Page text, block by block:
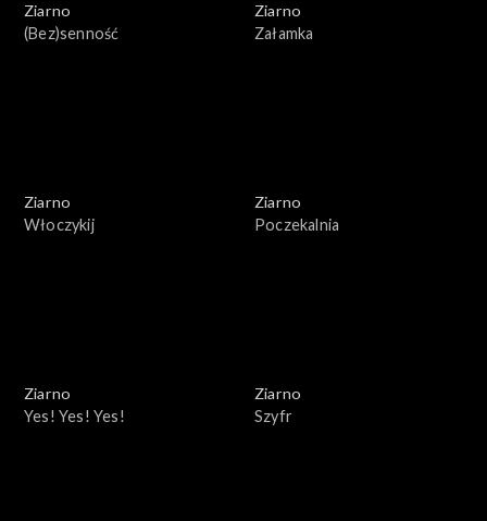
Ziarno
(Bez)senność
Ziarno
Załamka
Ziarno
Włoczykij
Ziarno
Poczekalnia
Ziarno
Yes! Yes! Yes!
Ziarno
Szyfr